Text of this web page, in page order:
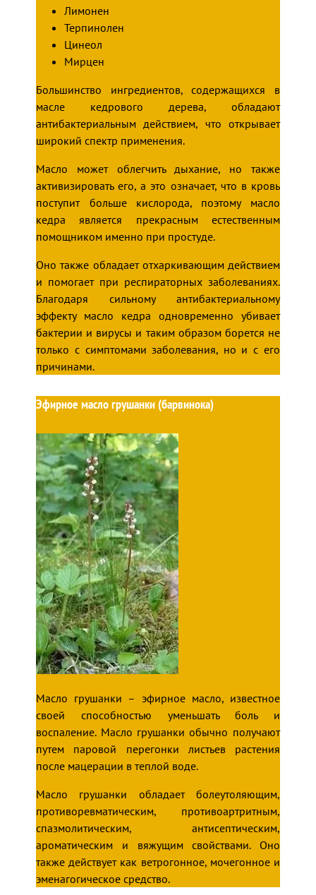
Лимонен
Терпинолен
Цинеол
Мирцен
Большинство ингредиентов, содержащихся в
масле кедрового дерева, обладают
антибактериальным действием, что открывает
широкий спектр применения.
Масло может облегчить дыхание, но также
активизировать его, а это означает, что в кровь
поступит больше кислорода, поэтому масло
кедра является прекрасным естественным
помощником именно при простуде.
Оно также обладает отхаркивающим действием
и помогает при респираторных заболеваниях.
Благодаря сильному антибактериальному
эффекту масло кедра одновременно убивает
бактерии и вирусы и таким образом борется не
только с симптомами заболевания, но и с его
причинами.
Эфирное масло грушанки (барвинока)
Масло грушанки – эфирное масло, известное
своей способностью уменьшать боль и
воспаление. Масло грушанки обычно получают
путем паровой перегонки листьев растения
после мацерации в теплой воде.
Масло грушанки обладает болеутоляющим,
противоревматическим, противоартритным,
спазмолитическим, антисептическим,
ароматическим и вяжущим свойствами. Оно
также действует как ветрогонное, мочегонное и
эменагогическое средство.